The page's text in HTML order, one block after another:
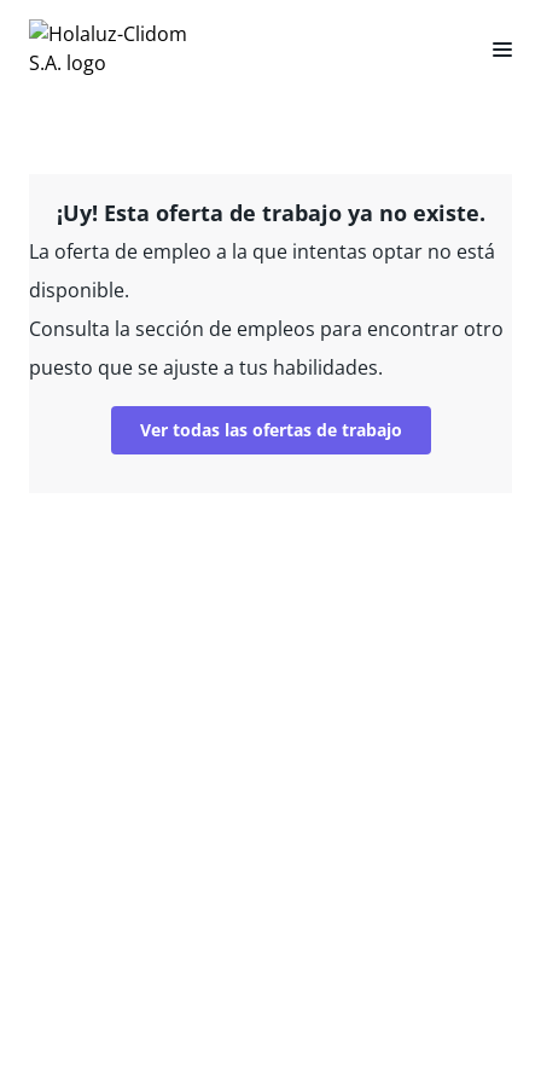
¡Uy! Esta oferta de trabajo ya no existe.
La oferta de empleo a la que intentas optar no está
disponible.
Consulta la sección de empleos para encontrar otro
puesto que se ajuste a tus habilidades.
Ver todas las ofertas de trabajo